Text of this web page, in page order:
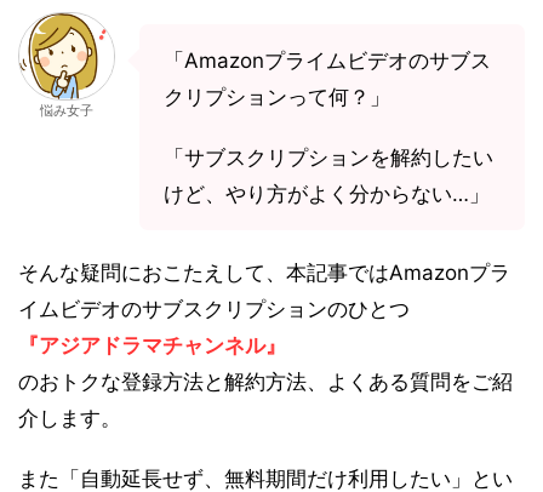
悩み女子
「Amazonプライムビデオのサブス
クリプションって何？」
「サブスクリプションを解約したい
けど、やり方がよく分からない…」
そんな疑問におこたえして、本記事ではAmazonプラ
イムビデオのサブスクリプションのひとつ
『アジアドラマチャンネル』
のおトクな登録方法と解約方法、よくある質問をご紹
介します。
また「自動延長せず、無料期間だけ利用したい」とい